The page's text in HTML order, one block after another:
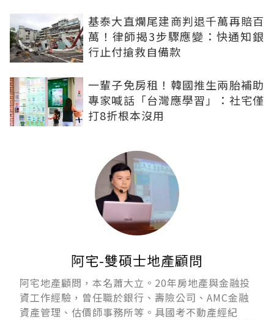
基泰大直爛尾建商判退千萬再賠百
萬！律師揭3步驟應變：快通知銀
行止付搶救自備款
一輩子免房租！韓國推生兩胎補助
專家喊話「台灣應學習」：社宅僅
打8折根本沒用
阿宅-雙碩士地產顧問
阿宅地產顧問，本名蕭大立。20年房地產與金融投
資工作經驗，曾任職於銀行、壽險公司、AMC金融
資產管理、估價師事務所等。具國考不動產經紀